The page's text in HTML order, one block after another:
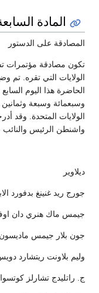
المادة
المصادقة على الدستور
تكون مصادقة مؤتمرات
الولايات التي تقره. تم
الحاضرة هذا اليوم
وسبعمائة وسبعة وثمانين
الولايات المتحدة. وقد
واشنطن الرئيس والنائب
ديلاوير
جورج ريد غنينغ بدفورد
جيمس ماك هنري دان اوف
جون بلار جيمس ماديسون
وليم بلاونت ريتشارد
ج. راتليدج تشارلز